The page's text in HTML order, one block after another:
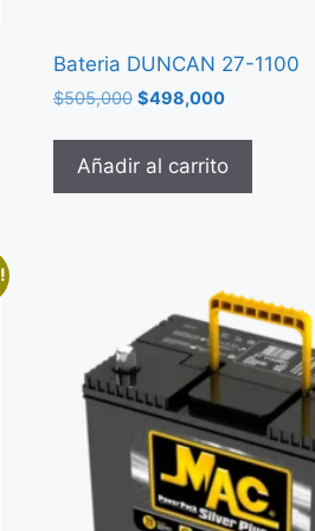
Bateria DUNCAN 27-1100
$505,000 $498,000
Añadir al carrito